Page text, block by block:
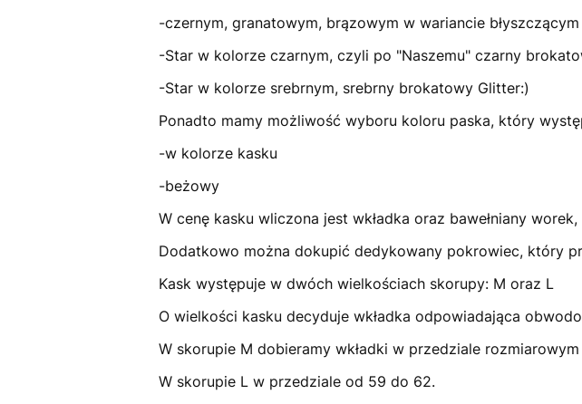
-czernym, granatowym, brązowym w wariancie
-Star w kolorze czarnym, czyli po "Naszemu" czarny
-Star w kolorze srebrnym, srebrny brokatowy Glitter:)
Ponadto mamy możliwość wyboru koloru paska, który
-w kolorze kasku
-beżowy
W cenę kasku wliczona jest wkładka oraz bawełniany
Dodatkowo można dokupić dedykowany pokrowiec, który
Kask występuje w dwóch wielkościach skorupy: M oraz L
O wielkości kasku decyduje wkładka odpowiadająca
W skorupie M dobieramy wkładki w przedziale
W skorupie L w przedziale od 59 do 62.